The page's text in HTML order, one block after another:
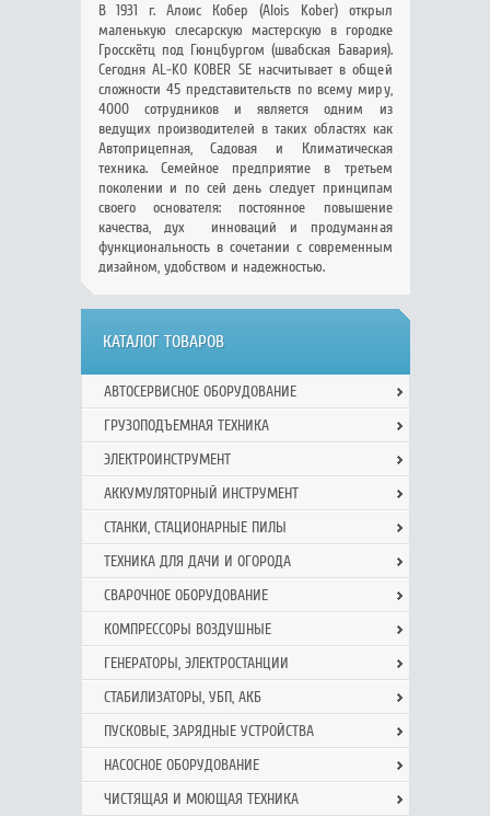
В 1931 г. Алоис Кобер (Alois Kober) открыл
маленькую слесарскую мастерскую в городке
Гроcскётц под Гюнцбургом (швабская Бавария).
Сегодня AL-KO KOBER SE насчитывает в общей
сложности 45 представительств по всему миру,
4000 сотрудников и является одним из
ведущих производителей в таких областях как
Автоприцепная, Садовая и Климатическая
техника. Семейное предприятие в третьем
поколении и по сей день следует принципам
своего основателя: постоянное повышение
качества, дух инноваций и продуманная
функциональность в сочетании с современным
дизайном, удобством и надежностью.
КАТАЛОГ ТОВАРОВ
АВТОСЕРВИСНОЕ ОБОРУДОВАНИЕ
ГРУЗОПОДЪЕМНАЯ ТЕХНИКА
ЭЛЕКТРОИНСТРУМЕНТ
АККУМУЛЯТОРНЫЙ ИНСТРУМЕНТ
СТАНКИ, СТАЦИОНАРНЫЕ ПИЛЫ
ТЕХНИКА ДЛЯ ДАЧИ И ОГОРОДА
СВАРОЧНОЕ ОБОРУДОВАНИЕ
КОМПРЕССОРЫ ВОЗДУШНЫЕ
ГЕНЕРАТОРЫ, ЭЛЕКТРОСТАНЦИИ
СТАБИЛИЗАТОРЫ, УБП, АКБ
ПУСКОВЫЕ, ЗАРЯДНЫЕ УСТРОЙСТВА
НАСОСНОЕ ОБОРУДОВАНИЕ
ЧИСТЯЩАЯ И МОЮЩАЯ ТЕХНИКА